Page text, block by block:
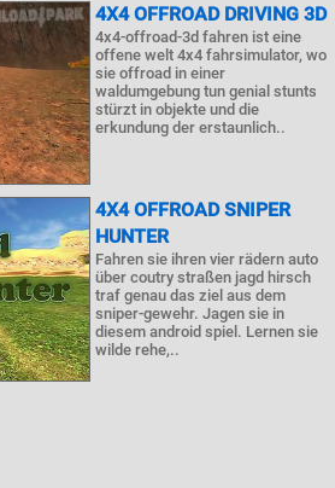
4X4 OFFROAD DRIVING 3D
4x4-offroad-3d fahren ist eine
offene welt 4x4 fahrsimulator, wo
sie offroad in einer
waldumgebung tun genial stunts
stürzt in objekte und die
erkundung der erstaunlich..
4X4 OFFROAD SNIPER
HUNTER
Fahren sie ihren vier rädern auto
über coutry straßen jagd hirsch
traf genau das ziel aus dem
sniper-gewehr. Jagen sie in
diesem android spiel. Lernen sie
wilde rehe,..